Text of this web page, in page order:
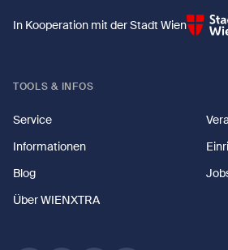
In Kooperation mit der Stadt Wien
TOOLS & INFOS
Service
Informationen
Blog
Über WIENXTRA